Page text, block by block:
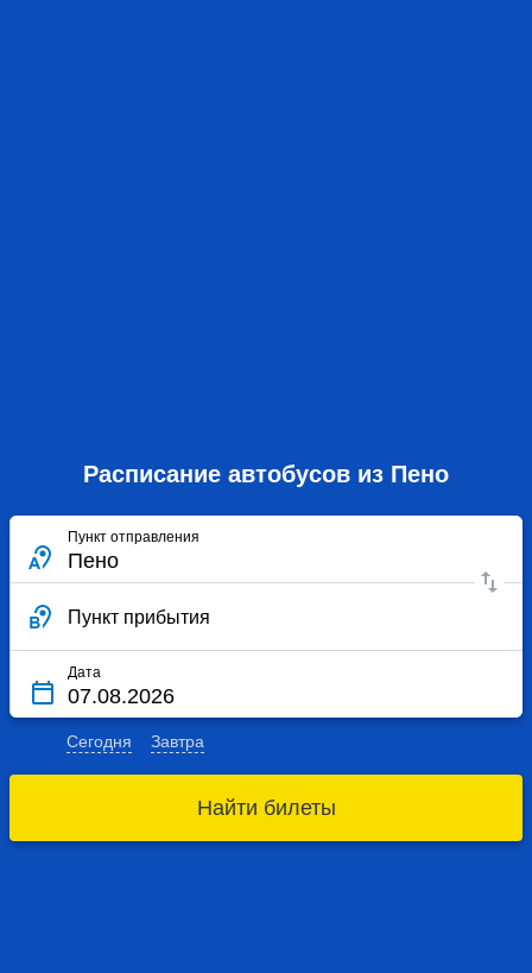
Расписание автобусов из Пено
Пункт отправления
Пункт прибытия
Дата
Сегодня Завтра
Найти билеты